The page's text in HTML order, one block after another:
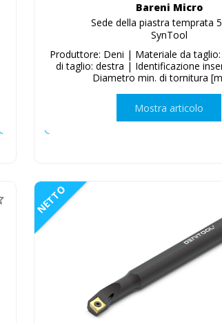
Bareni Micro
Sede della piastra temprata
SynTool
Produttore: Deni | Materiale da
di taglio: destra | Identificazione
Diametro min. di tornitura
Mostra articolo
NETTO